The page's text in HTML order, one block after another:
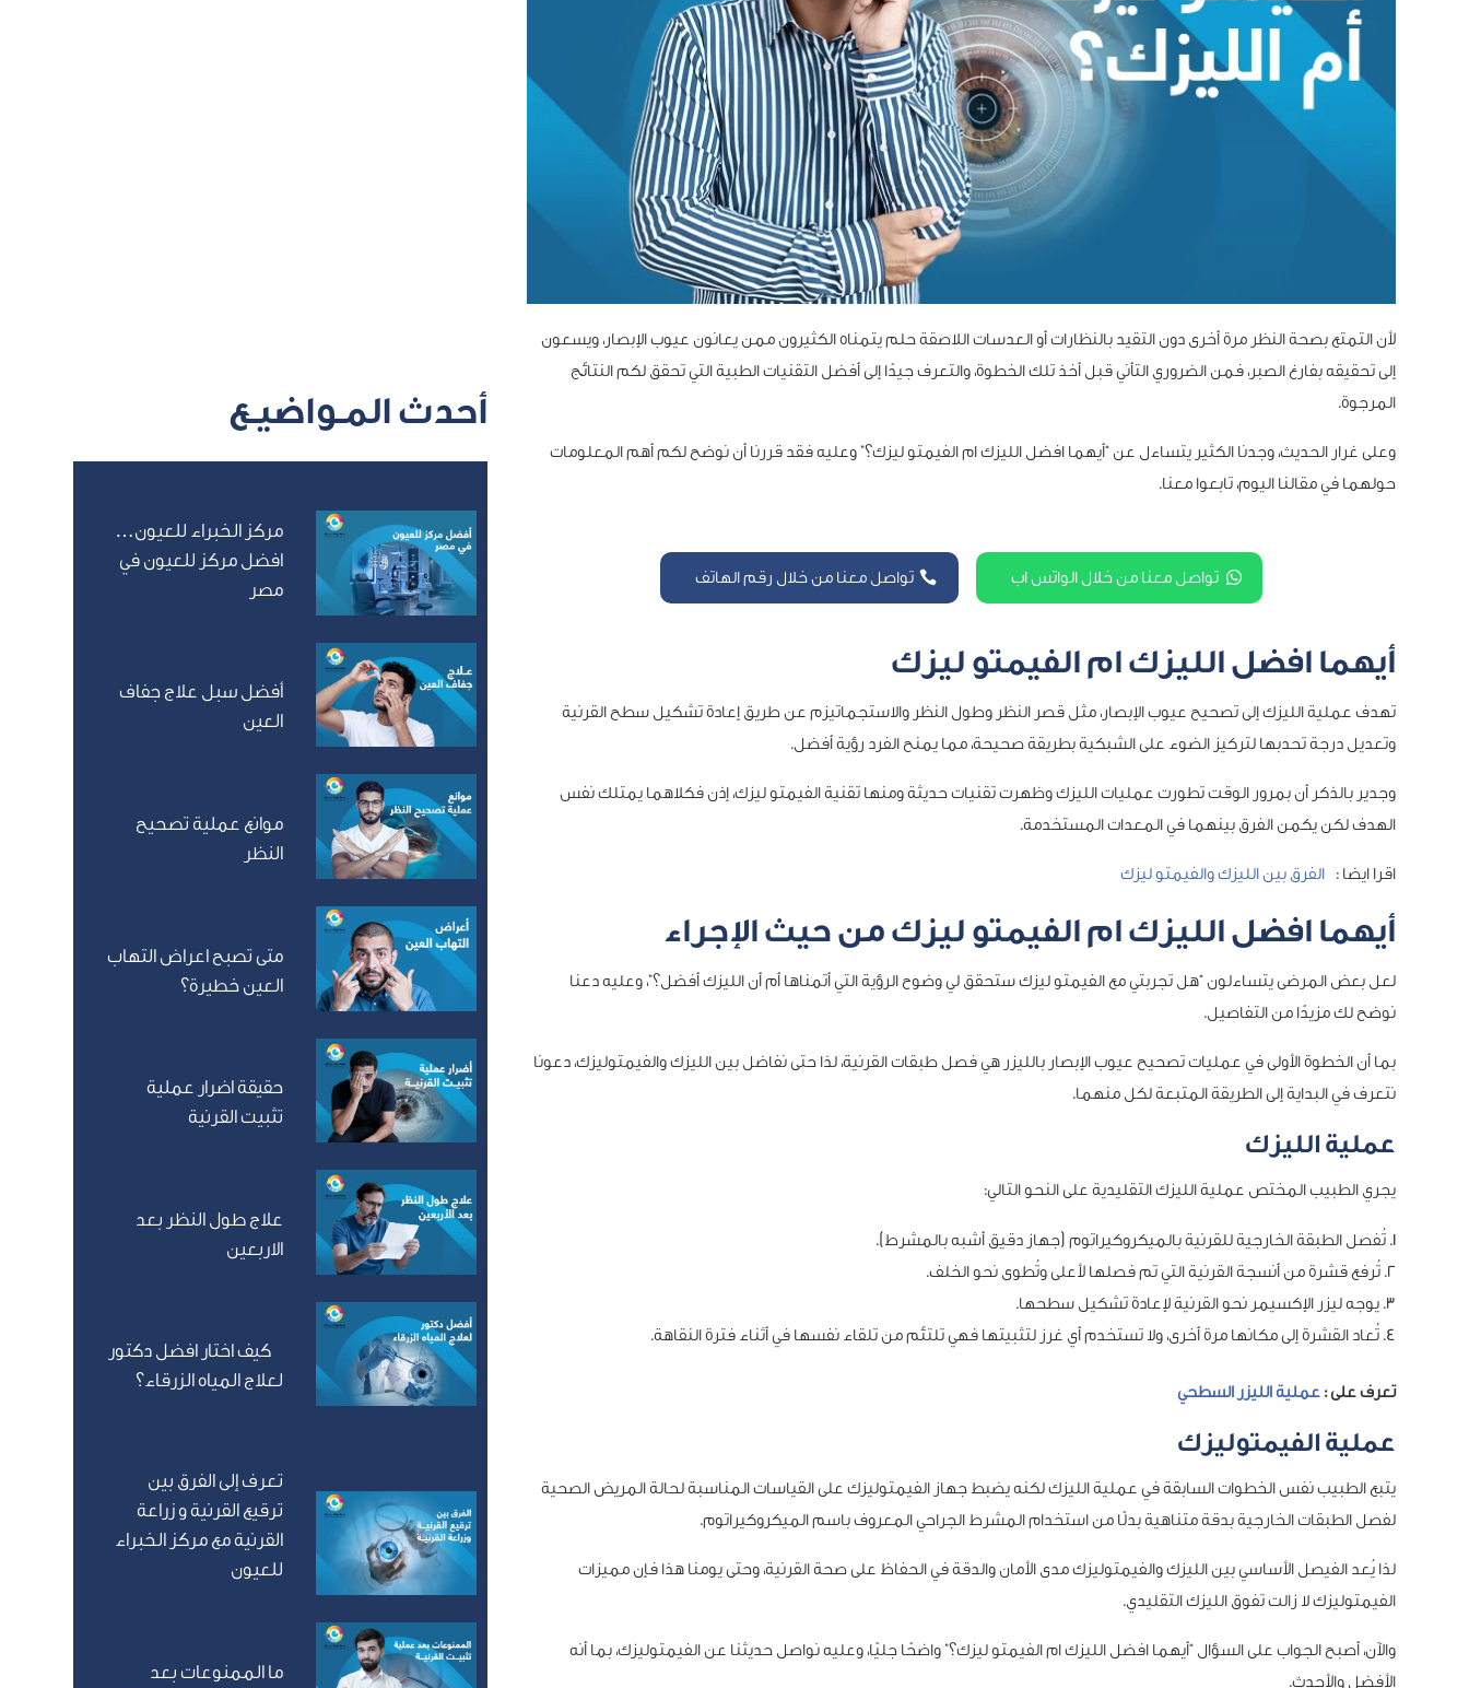
أحدث المـواضيـع
مركز الخبراء للعيون…
افضل مركز للعيون في
مصر
أفضل سبل علاج جفاف
العين
موانع عملية تصحيح
النظر
متى تصبح اعراض التهاب
العين خطيرة؟
حقيقة اضرار عملية
تثبيت القرنية
علاج طول النظر بعد
الاربعين
كيف اختار افضل دكتور
لعلاج المياه الزرقاء؟
تعرف إلى الفرق بين
ترقيع القرنية و زراعة
القرنية مع مركز الخبراء
للعيون
ما الممنوعات بعد
لأن التمتع بصحة النظر مرة أخرى دون التقيد بالنظارات أو العدسات اللاصقة حلم يتمناه الكثيرون ممن يعانون عيوب الإبصار، ويسعون
إلى تحقيقه بفارغ الصبر، فمن الضروري التأني قبل أخذ تلك الخطوة، والتعرف جيدًا إلى أفضل التقنيات الطبية التي تحقق لكم النتائج
المرجوة.
وعلى غرار الحديث، وجدنا الكثير يتساءل عن “أيهما افضل الليزك ام الفيمتو ليزك؟” وعليه فقد قررنا أن نوضح لكم أهم المعلومات
حولهما في مقالنا اليوم، تابعوا معنا.
تواصل معنا من خلال الواتس اب تواصل معنا من خلال رقم الهاتف
أيهما افضل الليزك ام الفيمتو ليزك
تهدف عملية الليزك إلى تصحيح عيوب الإبصار، مثل قصر النظر وطول النظر والاستجماتيزم عن طريق إعادة تشكيل سطح القرنية
وتعديل درجة تحدبها لتركيز الضوء على الشبكية بطريقة صحيحة، مما يمنح الفرد رؤية أفضل.
وجدير بالذكر أن بمرور الوقت تطورت عمليات الليزك وظهرت تقنيات حديثة ومنها تقنية الفيمتو ليزك، إذن فكلاهما يمتلك نفس
الهدف لكن يكمن الفرق بينهما في المعدات المستخدمة.
اقرا ايضا :الفرق بين الليزك والفيمتو ليزك
أيهما افضل الليزك ام الفيمتو ليزك من حيث الإجراء
لعل بعض المرضى يتساءلون “هل تجربتي مع الفيمتو ليزك ستحقق لي وضوح الرؤية التي أتمناها أم أن الليزك أفضل؟”، وعليه دعنا
نوضح لك مزيدًا من التفاصيل.
بما أن الخطوة الأولى في عمليات تصحيح عيوب الإبصار بالليزر هي فصل طبقات القرنية، لذا حتى نفاضل بين الليزك والفيمتوليزك، دعونا
نتعرف في البداية إلى الطريقة المتبعة لكل منهما.
عملية الليزك
يجري الطبيب المختص عملية الليزك التقليدية على النحو التالي:
تُفصل الطبقة الخارجية للقرنية بالميكروكيراتوم (جهاز دقيق أشبه بالمشرط).
تُرفع قشرة من أنسجة القرنية التي تم فصلها لأعلى وتُطوى نحو الخلف.
يوجه ليزر الإكسيمر نحو القرنية لإعادة تشكيل سطحها.
تُعاد القشرة إلى مكانها مرة أخرى، ولا تستخدم أي غرز لتثبيتها فهي تلتئم من تلقاء نفسها في أثناء فترة النقاهة.
تعرف على : عملية الليزر السطحي
عملية الفيمتوليزك
يتبع الطبيب نفس الخطوات السابقة في عملية الليزك لكنه يضبط جهاز الفيمتوليزك على القياسات المناسبة لحالة المريض الصحية
لفصل الطبقات الخارجية بدقة متناهية بدلًا من استخدام المشرط الجراحي المعروف باسم الميكروكيراتوم.
لذا يُعد الفيصل الأساسي بين الليزك والفيمتوليزك مدى الأمان والدقة في الحفاظ على صحة القرنية، وحتى يومنا هذا فإن مميزات
الفيمتوليزك لا زالت تفوق الليزك التقليدي.
والآن، أصبح الجواب على السؤال “أيهما افضل الليزك ام الفيمتو ليزك؟” واضحًا جليًا، وعليه نواصل حديثنا عن الفيمتوليزك، بما أنه
الأفضل والأحدث.